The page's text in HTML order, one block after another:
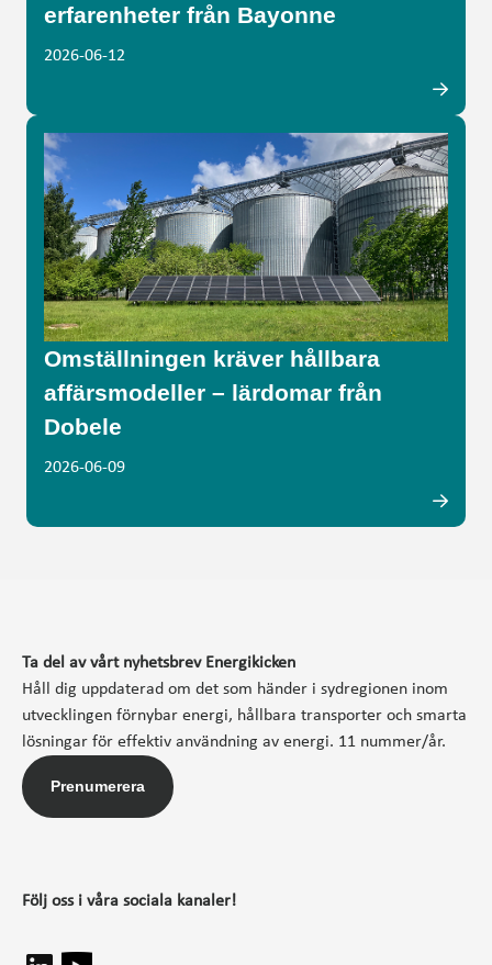
erfarenheter från Bayonne
2026-06-12
Omställningen kräver hållbara
affärsmodeller – lärdomar från
Dobele
2026-06-09
Ta del av vårt nyhetsbrev Energikicken
Håll dig uppdaterad om det som händer i sydregionen inom
utvecklingen förnybar energi, hållbara transporter och smarta
lösningar för effektiv användning av energi. 11 nummer/år.
Prenumerera
Följ oss i våra sociala kanaler!